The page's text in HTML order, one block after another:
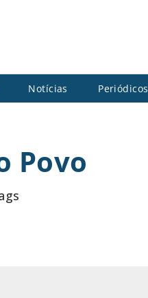
Notícias Periódicos
Povo